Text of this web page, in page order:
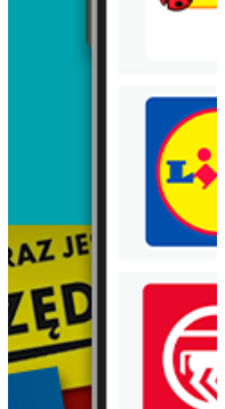
Trafiłeś na nieaktualną gazetkę
Zobacz aktualne gazetki Blix!
od dziś
Biedronka
aktualna
Oferta od czwartku
WIĘCEJ GAZETEK